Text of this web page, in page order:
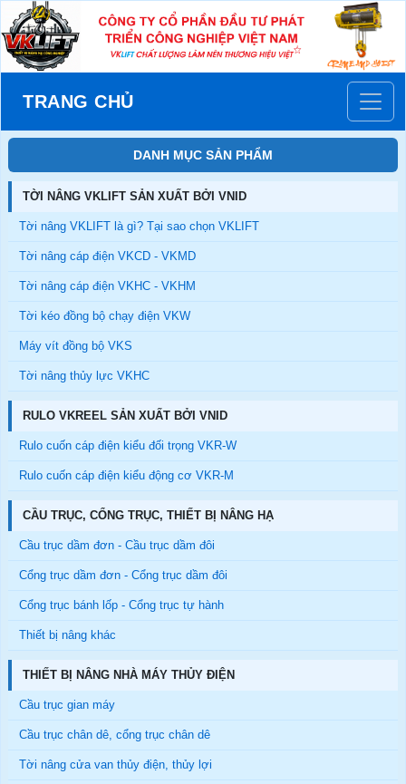
TRANG CHỦ
DANH MỤC SẢN PHẨM
TỜI NÂNG VKLIFT SẢN XUẤT BỞI VNID
Tời nâng VKLIFT là gì? Tại sao chọn VKLIFT
Tời nâng cáp điện VKCD - VKMD
Tời nâng cáp điện VKHC - VKHM
Tời kéo đồng bộ chạy điện VKW
Máy vít đồng bộ VKS
Tời nâng thủy lực VKHC
RULO VKREEL SẢN XUẤT BỞI VNID
Rulo cuốn cáp điện kiểu đối trọng VKR-W
Rulo cuốn cáp điện kiểu động cơ VKR-M
CẦU TRỤC, CỔNG TRỤC, THIẾT BỊ NÂNG HẠ
Cầu trục dầm đơn - Cầu trục dầm đôi
Cổng trục dầm đơn - Cổng trục dầm đôi
Cổng trục bánh lốp - Cổng trục tự hành
Thiết bị nâng khác
THIẾT BỊ NÂNG NHÀ MÁY THỦY ĐIỆN
Cầu trục gian máy
Cầu trục chân dê, cổng trục chân dê
Tời nâng cửa van thủy điện, thủy lợi